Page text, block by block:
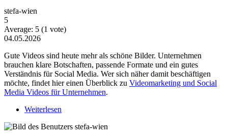
stefa-wien
5
Average: 5 (1 vote)
04.05.2026
Gute Videos sind heute mehr als schöne Bilder. Unternehmen
brauchen klare Botschaften, passende Formate und ein gutes
Verständnis für Social Media. Wer sich näher damit beschäftigen
möchte, findet hier einen Überblick zu Videomarketing und Social
Media Videos für Unternehmen.
Weiterlesen